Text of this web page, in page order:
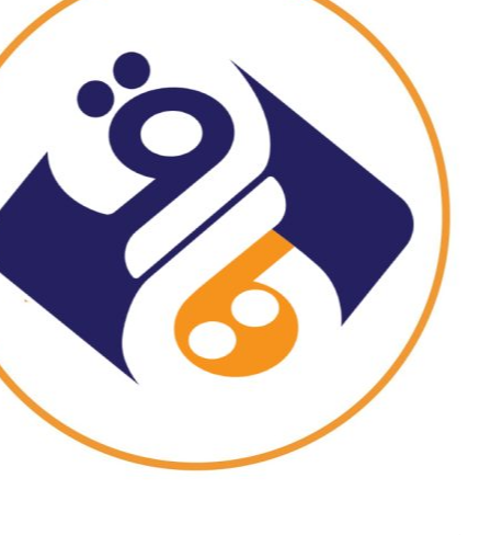
دليل المستخدم
🚀 منتدى تقارب
📰 المدونة
⚙️ تطوير المواقع